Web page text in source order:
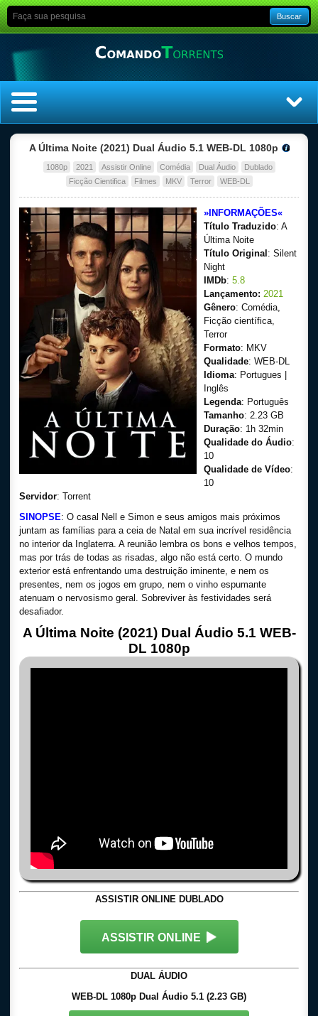
Buscar
Home
Top Filmes
Top Séries
Filmes
Dublado
Legendado
A Última Noite (2021) Dual Áudio 5.1 WEB-DL 1080p
1080p 2021 Assistir Online Comédia Dual Áudio
Dublado
Ficção Cientifica
Filmes MKV Terror WEB-DL
»INFORMAÇÕES«
Título Traduzido: A
Última Noite
Título Original : Silent
Night
IMDb: 5.8
Lançamento: 2021
Gênero: Comédia,
Ficção científica,
Terror
Formato: MKV
Qualidade: WEB-DL
Idioma: Portugues |
Inglês
Legenda: Português
Tamanho: 2.23 GB
Duração: 1h 32min
Qualidade do Áudio:
10
Qualidade de Vídeo:
10
Servidor: Torrent
SINOPSE: O casal Nell e Simon e seus amigos mais próximos
juntam as famílias para a ceia de Natal em sua incrível residência
no interior da Inglaterra. A reunião lembra os bons e velhos tempos,
mas por trás de todas as risadas, algo não está certo. O mundo
exterior está enfrentando uma destruição iminente, e nem os
presentes, nem os jogos em grupo, nem o vinho espumante
atenuam o nervosismo geral. Sobreviver às festividades será
desafiador.
A Última Noite (2021) Dual Áudio 5.1 WEB-
DL 1080p
ASSISTIR ONLINE DUBLADO
ASSISTIR ONLINE
DUAL ÁUDIO
WEB-DL 1080p Dual Áudio 5.1 (2.23 GB)